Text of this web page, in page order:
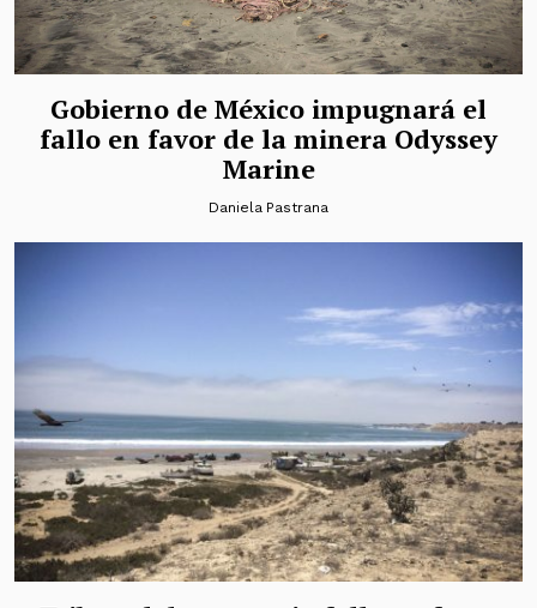
Gobierno de México impugnará el
fallo en favor de la minera Odyssey
Marine
Daniela Pastrana